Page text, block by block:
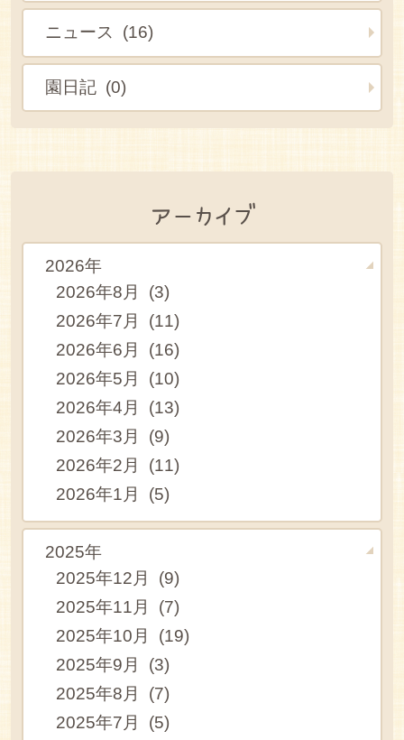
ニュース (16)
園日記 (0)
アーカイブ
2026年
2026年8月 (3)
2026年7月 (11)
2026年6月 (16)
2026年5月 (10)
2026年4月 (13)
2026年3月 (9)
2026年2月 (11)
2026年1月 (5)
2025年
2025年12月 (9)
2025年11月 (7)
2025年10月 (19)
2025年9月 (3)
2025年8月 (7)
2025年7月 (5)